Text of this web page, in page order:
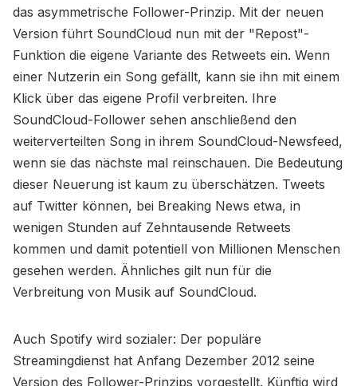
das asymmetrische Follower-Prinzip. Mit der neuen
Version führt SoundCloud nun mit der "Repost"-
Funktion die eigene Variante des Retweets ein. Wenn
einer Nutzerin ein Song gefällt, kann sie ihn mit einem
Klick über das eigene Profil verbreiten. Ihre
SoundCloud-Follower sehen anschließend den
weiterverteilten Song in ihrem SoundCloud-Newsfeed,
wenn sie das nächste mal reinschauen. Die Bedeutung
dieser Neuerung ist kaum zu überschätzen. Tweets
auf Twitter können, bei Breaking News etwa, in
wenigen Stunden auf Zehntausende Retweets
kommen und damit potentiell von Millionen Menschen
gesehen werden. Ähnliches gilt nun für die
Verbreitung von Musik auf SoundCloud.
Auch Spotify wird sozialer: Der populäre
Streamingdienst hat Anfang Dezember 2012 seine
Version des Follower-Prinzips vorgestellt. Künftig wird